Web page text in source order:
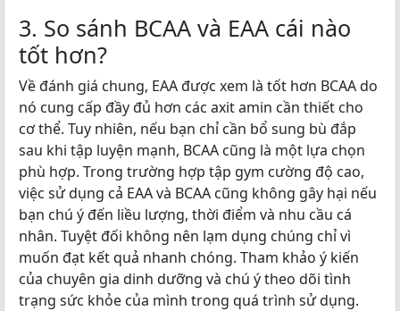
3. So sánh BCAA và EAA cái nào
tốt hơn?
Về đánh giá chung, EAA được xem là tốt hơn BCAA do
nó cung cấp đầy đủ hơn các axit amin cần thiết cho
cơ thể. Tuy nhiên, nếu bạn chỉ cần bổ sung bù đắp
sau khi tập luyện mạnh, BCAA cũng là một lựa chọn
phù hợp. Trong trường hợp tập gym cường độ cao,
việc sử dụng cả EAA và BCAA cũng không gây hại nếu
bạn chú ý đến liều lượng, thời điểm và nhu cầu cá
nhân. Tuyệt đối không nên lạm dụng chúng chỉ vì
muốn đạt kết quả nhanh chóng. Tham khảo ý kiến
của chuyên gia dinh dưỡng và chú ý theo dõi tình
trạng sức khỏe của mình trong quá trình sử dụng.